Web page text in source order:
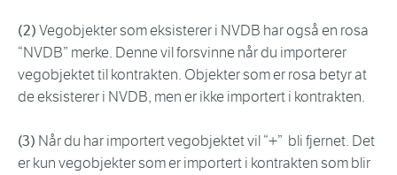
(2)Vegobjekter som eksisterer i NVDB har også en rosa
“NVDB” merke. Denne vil forsvinne når du importerer
vegobjektet til kontrakten. Objekter som er rosa betyr at
de eksisterer i NVDB, men er ikke importert i kontrakten.
(3) Når du har importert vegobjektet vil “+” bli fjernet. Det
er kun vegobjekter som er importert i kontrakten som blir